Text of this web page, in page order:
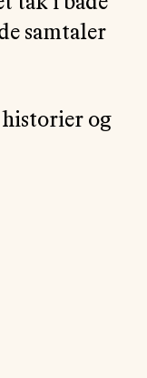
samtaler
historier og